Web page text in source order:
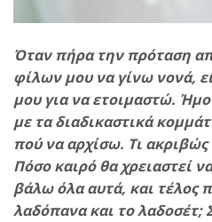
Όταν πήρα την πρόταση
φίλων μου να γίνω νονά,
μου για να ετοιμαστώ.
με τα διαδικαστικά
πού να αρχίσω. Τι
Πόσο καιρό θα χρειαστεί
βάλω όλα αυτά, και τέλος
λαδόπανα και το